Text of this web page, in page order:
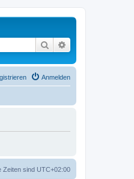
Suche
Anmelden
Zeiten sind UTC+02:00